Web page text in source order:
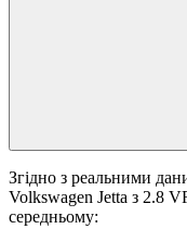
Згідно з реальними
Volkswagen Jetta з 2.8
середньому: